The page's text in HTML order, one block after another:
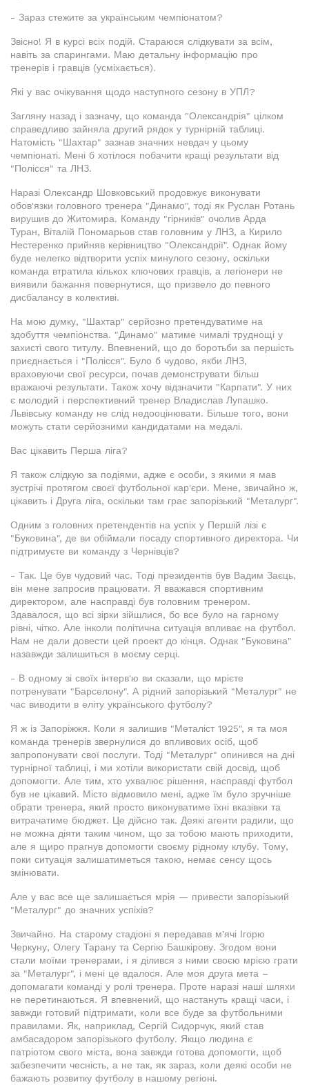
- Зараз стежите за українським чемпіонатом?
Звісно! Я в курсі всіх подій. Стараюся слідкувати за всім,
навіть за спарингами. Маю детальну інформацію про
тренерів і гравців (усміхається).
Які у вас очікування щодо наступного сезону в УПЛ?
Загляну назад і зазначу, що команда "Олександрія" цілком
справедливо зайняла другий рядок у турнірній таблиці.
Натомість "Шахтар" зазнав значних невдач у цьому
чемпіонаті. Мені б хотілося побачити кращі результати від
"Полісся" та ЛНЗ.
Наразі Олександр Шовковський продовжує виконувати
обов'язки головного тренера "Динамо", тоді як Руслан Ротань
вирушив до Житомира. Команду "гірників" очолив Арда
Туран, Віталій Пономарьов став головним у ЛНЗ, а Кирило
Нестеренко прийняв керівництво "Олександрії". Однак йому
буде нелегко відтворити успіх минулого сезону, оскільки
команда втратила кількох ключових гравців, а легіонери не
виявили бажання повернутися, що призвело до певного
дисбалансу в колективі.
На мою думку, "Шахтар" серйозно претендуватиме на
здобуття чемпіонства. "Динамо" матиме чималі труднощі у
захисті свого титулу. Впевнений, що до боротьби за першість
приєднається і "Полісся". Було б чудово, якби ЛНЗ,
враховуючи свої ресурси, почав демонструвати більш
вражаючі результати. Також хочу відзначити "Карпати". У них
є молодий і перспективний тренер Владислав Лупашко.
Львівську команду не слід недооцінювати. Більше того, вони
можуть стати серйозними кандидатами на медалі.
Вас цікавить Перша ліга?
Я також слідкую за подіями, адже є особи, з якими я мав
зустрічі протягом своєї футбольної кар'єри. Мене, звичайно ж,
цікавить і Друга ліга, оскільки там грає запорізький "Металург".
Одним з головних претендентів на успіх у Першій лізі є
"Буковина", де ви обіймали посаду спортивного директора. Чи
підтримуєте ви команду з Чернівців?
- Так. Це був чудовий час. Тоді президентів був Вадим Заєць,
він мене запросив працювати. Я вважався спортивним
директором, але насправді був головним тренером.
Здавалося, що всі зірки зійшлися, бо все було на гарному
рівні, чітко. Але інколи політична ситуація впливає на футбол.
Нам не дали довести цей проект до кінця. Однак "Буковина"
назавжди залишиться в моєму серці.
- В одному зі своїх інтерв'ю ви сказали, що мрієте
потренувати "Барселону". А рідний запорізький "Металург" не
час виводити в еліту українського футболу?
Я ж із Запоріжжя. Коли я залишив "Металіст 1925", я та моя
команда тренерів звернулися до впливових осіб, щоб
запропонувати свої послуги. Тоді "Металург" опинився на дні
турнірної таблиці, і ми хотіли використати свій досвід, щоб
допомогти. Але тим, хто ухвалює рішення, насправді футбол
був не цікавий. Місто відмовило мені, адже їм було зручніше
обрати тренера, який просто виконуватиме їхні вказівки та
витрачатиме бюджет. Це дійсно так. Деякі агенти радили, що
не можна діяти таким чином, що за тобою мають приходити,
але я щиро прагнув допомогти своєму рідному клубу. Тому,
поки ситуація залишатиметься такою, немає сенсу щось
змінювати.
Але у вас все ще залишається мрія — привести запорізький
"Металург" до значних успіхів?
Звичайно. На старому стадіоні я передавав м'ячі Ігорю
Черкуну, Олегу Тарану та Сергію Башкірову. Згодом вони
стали моїми тренерами, і я ділився з ними своєю мрією грати
за "Металург", і мені це вдалося. Але моя друга мета –
допомагати команді у ролі тренера. Проте наразі наші шляхи
не перетинаються. Я впевнений, що настануть кращі часи, і
завжди готовий підтримати, коли все буде за футбольними
правилами. Як, наприклад, Сергій Сидорчук, який став
амбасадором запорізького футболу. Якщо людина є
патріотом свого міста, вона завжди готова допомогти, щоб
забезпечити чесність, а не так, як зараз, коли деякі особи не
бажають розвитку футболу в нашому регіоні.